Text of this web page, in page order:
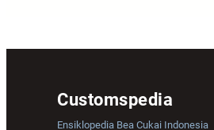
Customspedia
Ensiklopedia Bea Cukai Indonesia